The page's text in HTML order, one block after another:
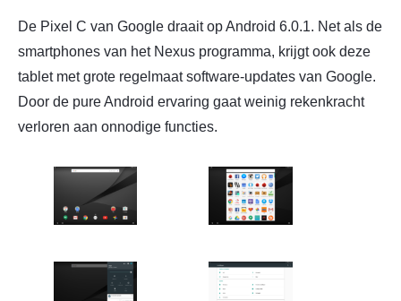
De Pixel C van Google draait op Android 6.0.1. Net als de
smartphones van het Nexus programma, krijgt ook deze
tablet met grote regelmaat software-updates van Google.
Door de pure Android ervaring gaat weinig rekenkracht
verloren aan onnodige functies.